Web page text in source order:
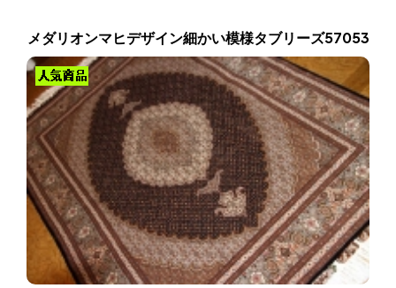
メダリオンマヒデザイン細かい模様タブリーズ57053